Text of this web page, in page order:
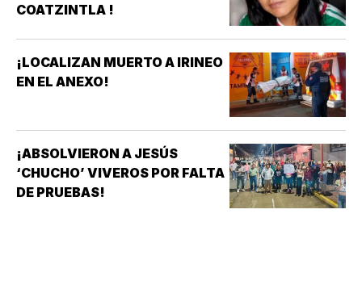
COATZINTLA !
¡LOCALIZAN MUERTO A IRINEO
EN EL ANEXO!
¡ABSOLVIERON A JESÚS
‘CHUCHO’ VIVEROS POR FALTA
DE PRUEBAS!